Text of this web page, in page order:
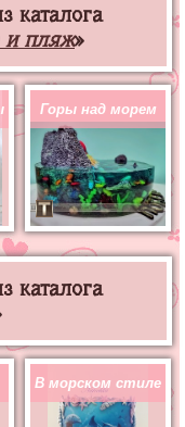
каталога
пляж»
Горы над морем
каталога
В морском стиле